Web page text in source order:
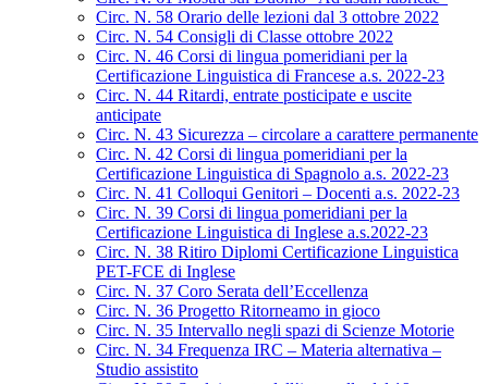
Circ. N. 58 Orario delle lezioni dal 3 ottobre 2022
Circ. N. 54 Consigli di Classe ottobre 2022
Circ. N. 46 Corsi di lingua pomeridiani per la
Certificazione Linguistica di Francese a.s. 2022-23
Circ. N. 44 Ritardi, entrate posticipate e uscite
anticipate
Circ. N. 43 Sicurezza – circolare a carattere permanente
Circ. N. 42 Corsi di lingua pomeridiani per la
Certificazione Linguistica di Spagnolo a.s. 2022-23
Circ. N. 41 Colloqui Genitori – Docenti a.s. 2022-23
Circ. N. 39 Corsi di lingua pomeridiani per la
Certificazione Linguistica di Inglese a.s.2022-23
Circ. N. 38 Ritiro Diplomi Certificazione Linguistica
PET-FCE di Inglese
Circ. N. 37 Coro Serata dell’Eccellenza
Circ. N. 36 Progetto Ritorneamo in gioco
Circ. N. 35 Intervallo negli spazi di Scienze Motorie
Circ. N. 34 Frequenza IRC – Materia alternativa –
Studio assistito